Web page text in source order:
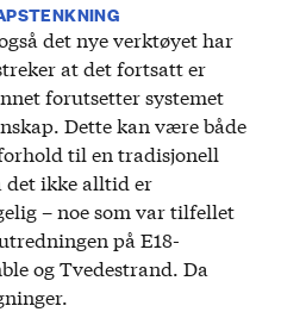
det nye verktøyet har
at det fortsatt er
forutsetter systemet
Dette kan være både
til en tradisjonell
det ikke alltid er
– noe som var tilfellet
på E18-
og Tvedestrand. Da